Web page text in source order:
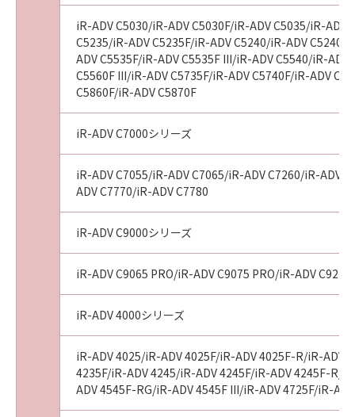
iR-ADV C5030/iR-ADV C5030F/iR-ADV C5035/iR-
C5235/iR-ADV C5235F/iR-ADV C5240/iR-ADV
ADV C5535F/iR-ADV C5535F III/iR-ADV C5540/iR-
C5560F III/iR-ADV C5735F/iR-ADV C5740F/iR-ADV
C5860F/iR-ADV C5870F
iR-ADV C7000シリーズ
iR-ADV C7055/iR-ADV C7065/iR-ADV C7260/iR-ADV
ADV C7770/iR-ADV C7780
iR-ADV C9000シリーズ
iR-ADV C9065 PRO/iR-ADV C9075 PRO/iR-ADV
iR-ADV 4000シリーズ
iR-ADV 4025/iR-ADV 4025F/iR-ADV 4025F-R/iR-ADV
4235F/iR-ADV 4245/iR-ADV 4245F/iR-ADV 4245F-R/
ADV 4545F-RG/iR-ADV 4545F III/iR-ADV 4725F/iR-